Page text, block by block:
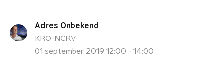
Adres Onbekend
KRO-NCRV
01 september 2019 12:00 - 14:00